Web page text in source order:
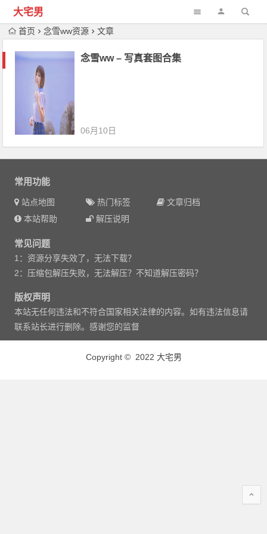
大宅男
首页 念雪ww资源 文章
念雪ww – 写真套图合集
06月10日
常用功能
站点地图 热门标签
文章归档
本站帮助
解压说明
常见问题
1：资源分享失效了，无法下载？
2：压缩包解压失败，无法解压？不知道解压密码？
版权声明
本站无任何违法和不符合国家相关法律的内容。如有违法信息请
联系站长进行删除。感谢您的监督
Copyright © 2022 大宅男